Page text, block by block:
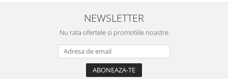
este o plăcere să o folosim, are
pete de rugina dupa spalare.
Aceasta ma va scapa de aceasta
neplacere, in plus este tare
frumoasa, o ...
NEWSLETTER
Nu rata ofertele si promotiile noastre